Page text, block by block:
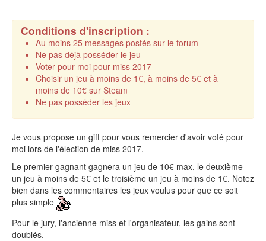
Conditions d'inscription :
Au moins 25 messages postés sur le forum
Ne pas déjà posséder le jeu
Voter pour moi pour miss 2017
Choisir un jeu à moins de 1€, à moins de 5€ et à
moins de 10€ sur Steam
Ne pas posséder les jeux
Je vous propose un gift pour vous remercier d'avoir voté pour
moi lors de l'élection de miss 2017.
Le premier gagnant gagnera un jeu de 10€ max, le deuxième
un jeu à moins de 5€ et le troisième un jeu à moins de 1€. Notez
bien dans les commentaires les jeux voulus pour que ce soit
plus simple
Pour le jury, l'ancienne miss et l'organisateur, les gains sont
doublés.